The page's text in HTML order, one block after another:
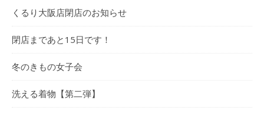
くるり大阪店閉店のお知らせ
閉店まであと15日です！
冬のきもの女子会
洗える着物【第二弾】